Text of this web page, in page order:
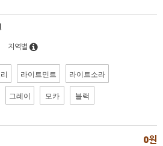
지역별
라이트민트 라이트소라
그레이 모카 블랙
0원